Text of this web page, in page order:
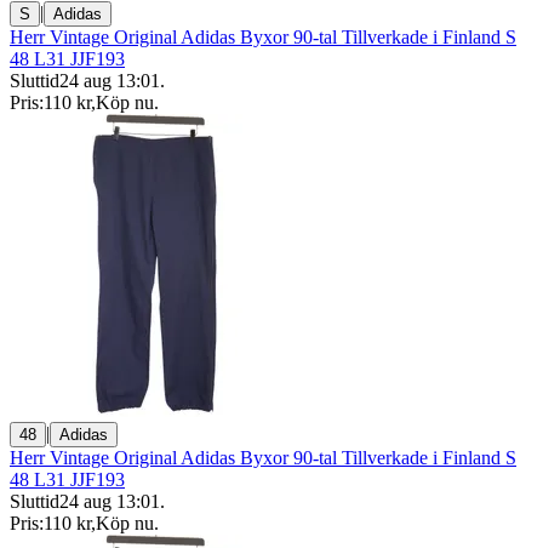
S | Adidas
Herr Vintage Original Adidas Byxor 90-tal Tillverkade i Finland S
48 L31 JJF193
Sluttid24 aug 13:01 .
Pris:110 kr,Köp nu.
48 | Adidas
Herr Vintage Original Adidas Byxor 90-tal Tillverkade i Finland S
48 L31 JJF193
Sluttid24 aug 13:01 .
Pris:110 kr,Köp nu.